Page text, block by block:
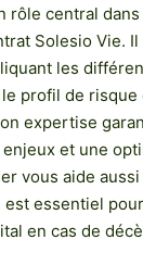
rôle central
Solesio Vie. Il
les
profil de
expertise
et une
vous aide
essentiel
en cas de